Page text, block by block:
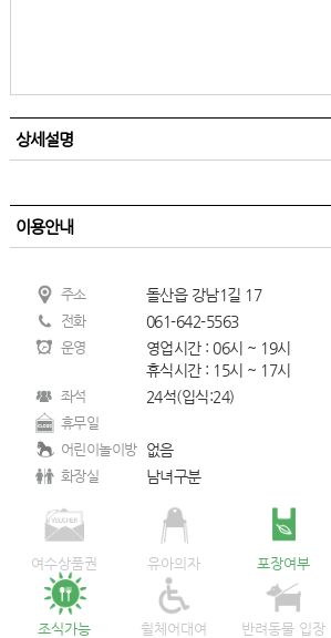
상세설명
이용안내
주소 돌산읍 강남1길 17
전화 061-642-5563
운영
영업시간 : 06시 ~ 19시
휴식시간 : 15시 ~ 17시
좌석 24석(입식:24)
휴무일
어린이놀이방
없음
화장실 남녀구분
여수상품권 유아의자 포장여부
조식가능 휠체어대여 반려동물 입장